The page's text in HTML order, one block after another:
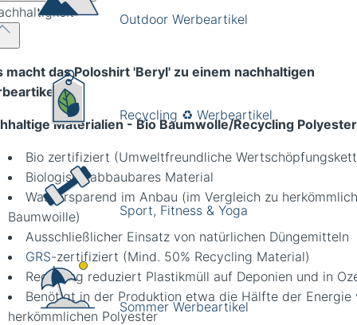
Outdoor Werbeartikel
Recycling ♻️ Werbeartikel
Sport, Fitness & Yoga
Sommer Werbeartikel
macht das Poloshirt 'Beryl' zu einem nachhaltigen
Materialien - Bio Baumwolle/Recycling
Bio zertifiziert (Umweltfreundliche
Biologisch abbaubares Material
Wassersparend im Anbau (im Vergleich zu
Baumwoille)
Ausschließlicher Einsatz von natürlichen Düngemitteln
GRS-zertifiziert (Mind. 50% Recycling Material)
Recycling reduziert Plastikmüll auf Deponien und in
Benötigt in der Produktion etwa die Hälfte der Energie
herkömmlichen Polyester